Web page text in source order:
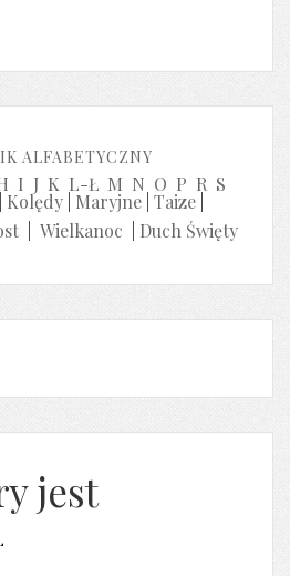
ALFABETYCZNY
I J K L-Ł M N O P R S
Kolędy Maryjne Taize
| Wielkanoc Duch Święty
jest